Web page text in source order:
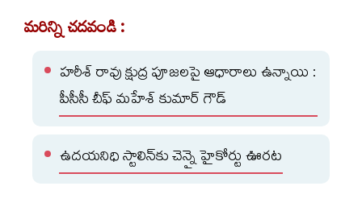
మరిన్ని చదవండి :
హరీశ్ రావు క్షుద్ర పూజలపై ఆధారాలు ఉన్నాయి :
పీసీసీ చీఫ్ మహేశ్ కుమార్ గౌడ్
ఉదయనిధి స్టాలిన్‌కు చెన్నై హైకోర్టు ఊరట